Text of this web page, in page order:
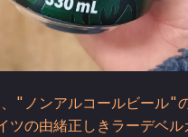
"ノンアルコールビール"
ツの由緒正しきラーデベル